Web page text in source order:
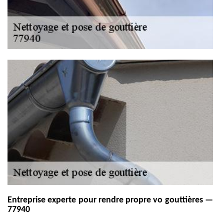
Entreprise experte pour rendre propre vo gouttières —
77940